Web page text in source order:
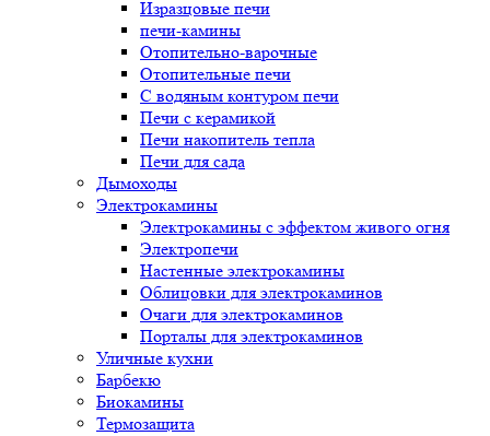
Изразцовые печи
печи-камины
Отопительно-варочные
Отопительные печи
С водяным контуром печи
Печи с керамикой
Печи накопитель тепла
Печи для сада
Дымоходы
Электрокамины
Электрокамины с эффектом живого огня
Электропечи
Настенные электрокамины
Облицовки для электрокаминов
Очаги для электрокаминов
Порталы для электрокаминов
Уличные кухни
Барбекю
Биокамины
Термозащита